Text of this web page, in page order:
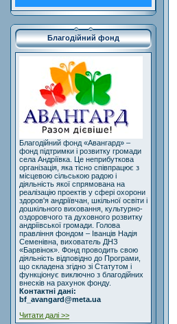
Благодійний фонд
Благодійний фонд «Авангард» –
фонд підтримки і розвитку громади
села Андріївка. Це неприбуткова
організація, яка тісно співпрацює з
місцевою сільською радою і
діяльність якої спрямована на
реалізацію проектів у сфері охорони
здоров'я андріївчан, шкільної освіти і
дошкільного виховання, культурно-
оздоровчого та духовного розвитку
андріївської громади. Голова
правління фондом – Іванців Надія
Семенівна, вихователь ДНЗ
«Барвінок». Фонд проводить свою
діяльність відповідно до Програми,
що складена згідно зі Статутом і
функціонує виключно з благодійних
внесків на рахунок фонду.
Контактні дані:
bf_avangard@meta.ua
Читати далі >>